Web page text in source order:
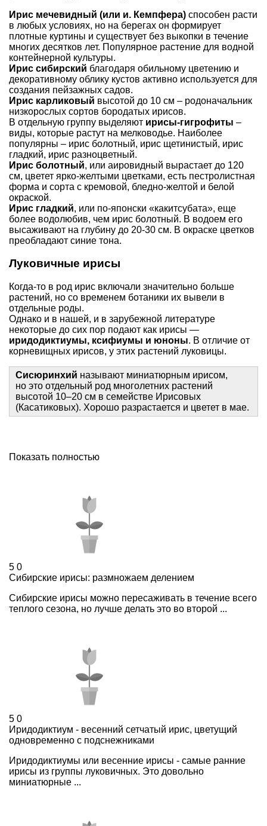
Ирис мечевидный (или и. Кемпфера) способен расти
в любых условиях, но на берегах он формирует
плотные куртины и существует без выкопки в течение
многих десятков лет. Популярное растение для водной
контейнерной культуры.
Ирис сибирский благодаря обильному цветению и
декоративному облику кустов активно используется для
создания пейзажных садов.
Ирис карликовый высотой до 10 см – родоначальник
низкорослых сортов бородатых ирисов.
В отдельную группу выделяют ирисы-гигрофиты –
виды, которые растут на мелководье. Наиболее
популярны – ирис болотный, ирис щетинистый, ирис
гладкий, ирис разноцветный.
Ирис болотный, или аировидный вырастает до 120
см, цветет ярко-желтыми цветками, есть пестролистная
форма и сорта с кремовой, бледно-желтой и белой
окраской.
Ирис гладкий, или по-японски «какитсубата», еще
более водолюбив, чем ирис болотный. В водоем его
высаживают на глубину до 20-30 см. В окраске цветков
преобладают синие тона.
Луковичные ирисы
Когда-то в род ирис включали значительно больше
растений, но со временем ботаники их вывели в
отдельные роды.
Однако и в нашей, и в зарубежной литературе
некоторые до сих пор подают как ирисы —
иридодиктиумы, ксифиумы и юноны. В отличие от
корневищных ирисов, у этих растений луковицы.
Сисюринхий называют миниатюрным ирисом,
но это отдельный род многолетних растений
высотой 10–20 см в семействе Ирисовых
(Касатиковых). Хорошо разрастается и цветет в мае.
Показать полностью
5 0
Сибирские ирисы: размножаем делением
Сибирские ирисы можно пересаживать в течение всего
теплого сезона, но лучше делать это во второй ...
5 0
Иридодиктиум - весенний сетчатый ирис, цветущий
одновременно с подснежниками
Иридодиктиумы или весенние ирисы - самые ранние
ирисы из группы луковичных. Это довольно
миниатюрные ...